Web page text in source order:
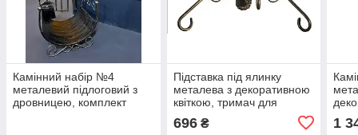
Камінний набір №4
металевий підлоговий з
дровницею, комплект
Підставка під ялинку
металева з декоративною
квіткою, тримач для
696₴ 1